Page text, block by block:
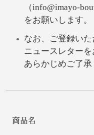
（info@imayo-
をお願いします。
なお、ご登録いた
ニュースレターを
あらかじめご了承
商品名